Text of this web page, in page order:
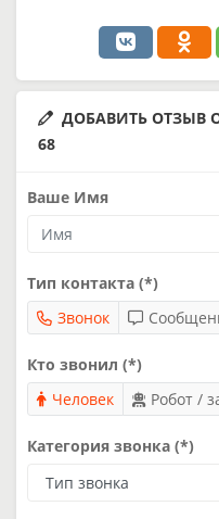
ДОБАВИТЬ ОТЗЫВ
68
Ваше Имя
Тип контакта (*)
Звонок
Кто звонил (*)
Человек
Робот /
Категория звонка (*)